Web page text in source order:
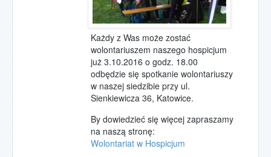
Każdy z Was może zostać
wolontariuszem naszego hospicjum
już 3.10.2016 o godz. 18.00
odbędzie się spotkanie wolontariuszy
w naszej siedzibie przy ul.
Sienkiewicza 36, Katowice.
By dowiedzieć się więcej zapraszamy
na naszą stronę:
Wolontariat w Hospicjum